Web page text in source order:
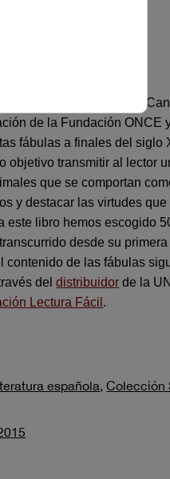
fácil
ilustraciones de Judit
de la Fundación ONCE
fábulas a finales del siglo
objetivo transmitir al lector
que se comportan
y destacar las virtudes
este libro hemos escogido
desde su
contenido de las fábulas
deldistribuidor de la
Lectura Fácil .
española,Colección